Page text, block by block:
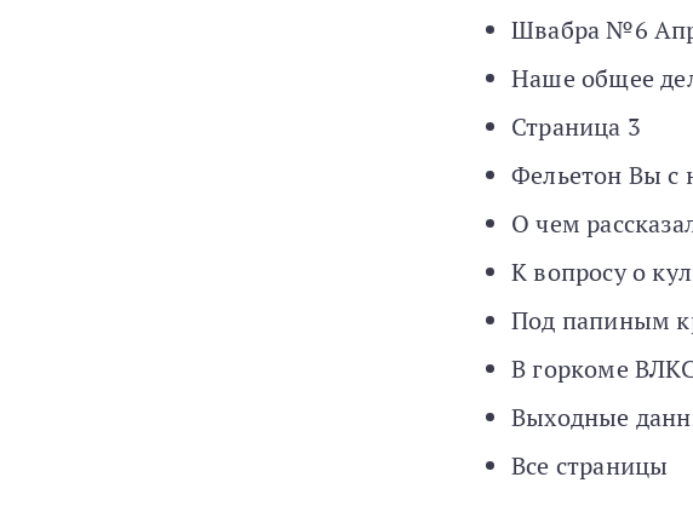
Швабра №6
Наше общее
Страница 3
Фельетон Вы с
О чем
К вопросу о
Под папиным
В горкоме
Выходные
Все страницы